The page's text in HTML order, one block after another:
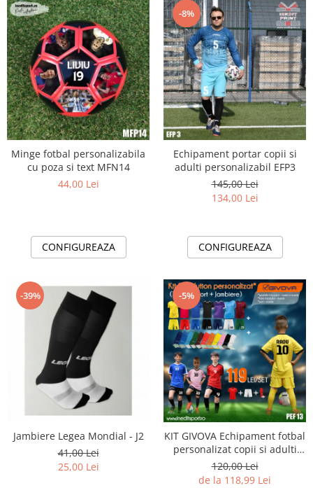
Minge fotbal personalizabila
cu poza si text MFN14
44,00 Lei
CONFIGUREAZA
-8%
Echipament portar copii si
adulti personalizabil EFP3
145,00 Lei
134,00 Lei
CONFIGUREAZA
-39%
Jambiere Legea Mondial - J2
41,00 Lei
25,00 Lei
-5%
KIT GIVOVA Echipament fotbal
personalizat copii si adulti
PEF13
120,00 Lei
de la 118,99 Lei